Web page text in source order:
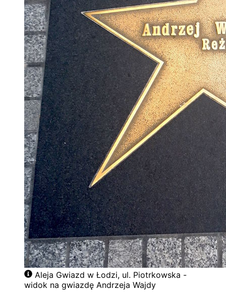
Aleja Gwiazd w Łodzi, ul. Piotrkowska -
widok na gwiazdę Andrzeja Wajdy